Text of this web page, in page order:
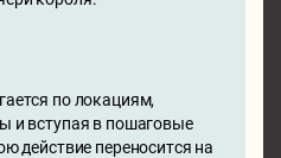
по локациям,
и вступая в пошаговые
действие переносится на